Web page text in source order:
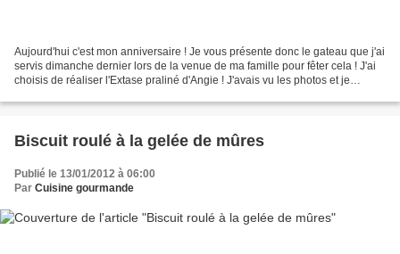
Aujourd'hui c'est mon anniversaire ! Je vous présente donc le gateau que j'ai
servis dimanche dernier lors de la venue de ma famille pour fêter cela ! J'ai
choisis de réaliser l'Extase praliné d'Angie ! J'avais vu les photos et je
Biscuit roulé à la gelée de mûres
Publié le 13/01/2012 à 06:00
Par Cuisine gourmande